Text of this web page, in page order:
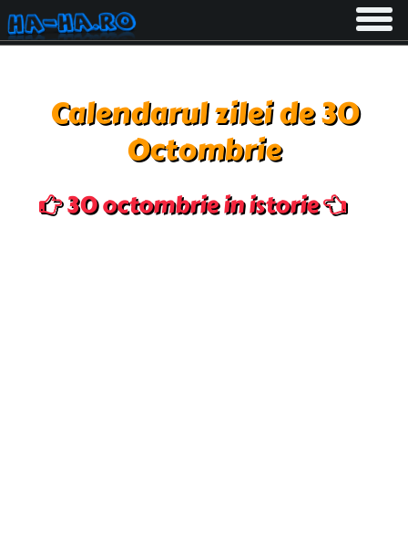
Toggle
Calendarul zilei de 30
Octombrie
30 octombrie in istorie